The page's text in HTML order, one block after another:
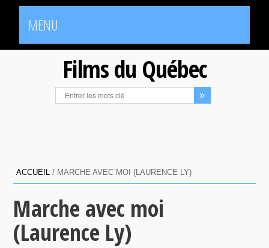
MENU
Films du Québec
ACCUEIL / MARCHE AVEC MOI (LAURENCE LY)
Marche avec moi
(Laurence Ly)